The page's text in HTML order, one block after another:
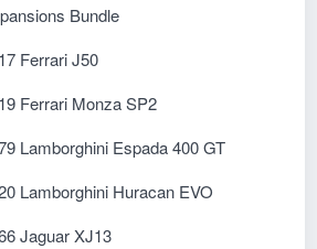
Bundle
Ferrari J50
Ferrari Monza SP2
Lamborghini Espada 400 GT
Lamborghini Huracan EVO
Jaguar XJ13